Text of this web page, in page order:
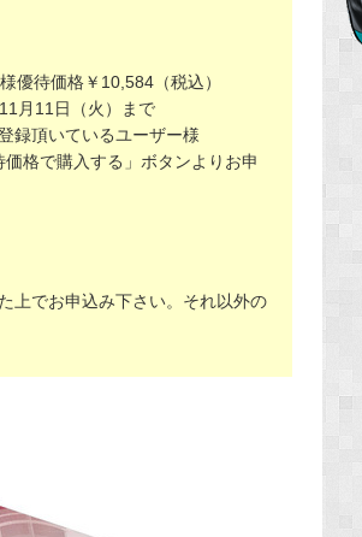
待価格￥10,584（税込）
月11日（火）まで
録頂いているユーザー様
格で購入する」ボタンよりお申
上でお申込み下さい。それ以外の